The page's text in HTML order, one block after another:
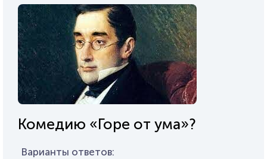
Комедию «Горе от ума»?
Варианты ответов: